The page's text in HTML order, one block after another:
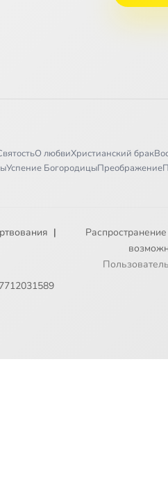
О любвиХристианский брак
Успение БогородицыПреображение
|